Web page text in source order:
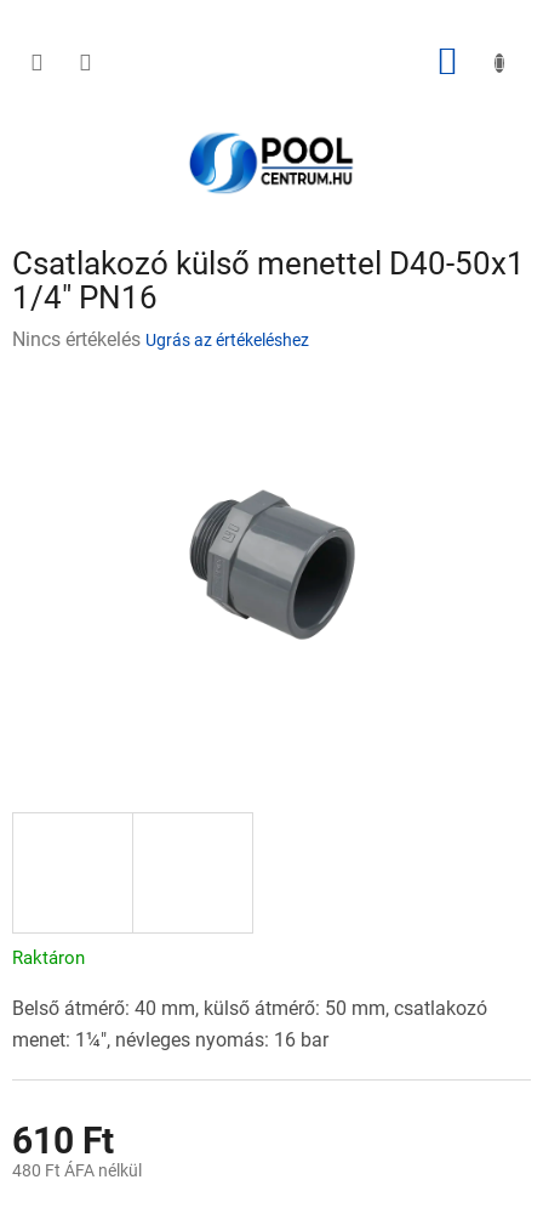
KOSÁR
Csatlakozó külső menettel D40-50x1
1/4" PN16
ANincs értékelés Ugrás az értékeléshez
610 Ft
480 Ft ÁFA nélkül
Raktáron
Belső átmérő: 40 mm, külső átmérő: 50 mm, csatlakozó
menet: 1¼", névleges nyomás: 16 bar